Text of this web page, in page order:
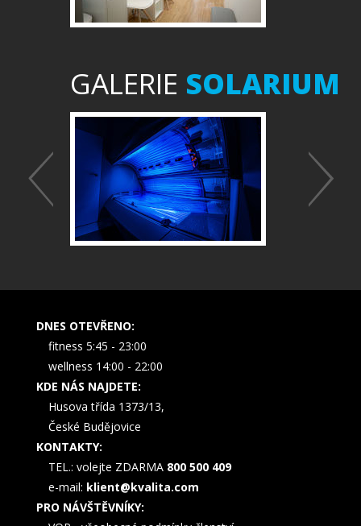
GALERIE SOLARIUM
Předchozí
DNES OTEVŘENO:
fitness 5:45 - 23:00
wellness 14:00 - 22:00
KDE NÁS NAJDETE:
Husova třída 1373/13,
České Budějovice
KONTAKTY:
TEL.: volejte ZDARMA 800 500 409
e-mail: klient@kvalita.com
PRO NÁVŠTĚVNÍKY: